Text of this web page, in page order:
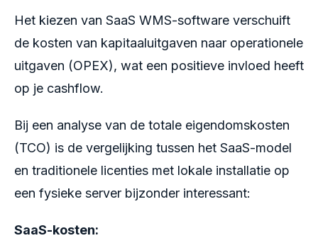
Het kiezen van SaaS WMS-software verschuift
de kosten van kapitaaluitgaven naar operationele
uitgaven (OPEX), wat een positieve invloed heeft
op je cashflow.
Bij een analyse van de totale eigendomskosten
(TCO) is de vergelijking tussen het SaaS-model
en traditionele licenties met lokale installatie op
een fysieke server bijzonder interessant:
SaaS-kosten: